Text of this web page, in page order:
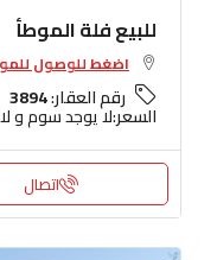
للبيع فلة الموطأ
اضغط للوصول
رقم العقار:3894
السعر:لا يوجد سوم و
اتصال